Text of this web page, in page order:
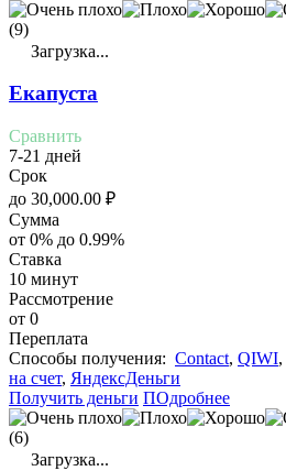
(9)
Загрузка...
Екапуста
Сравнить
7-21 дней
Срок
до 30,000.00 ₽
Сумма
от 0% до 0.99%
Ставка
10 минут
Рассмотрение
от 0
Переплата
Cпособы получения: Contact, QIWI,
на счет, ЯндексДеньги
Получить деньги ПОдробнее
(6)
Загрузка...